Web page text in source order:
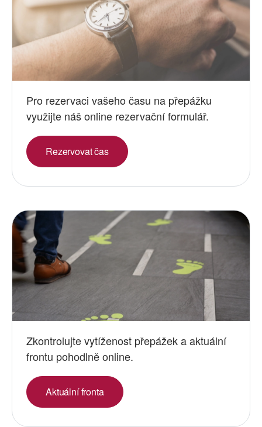
Pro rezervaci vašeho času na přepážku
využijte náš online rezervační formulář.
Rezervovat čas
Zkontrolujte vytíženost přepážek a aktuální
frontu pohodlně online.
Aktuální fronta